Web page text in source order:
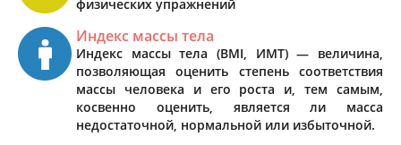
физических упражнений
Индекс массы тела
Индекс массы тела (BMI, ИМТ) — величина,
позволяющая оценить степень соответствия
массы человека и его роста и, тем самым,
косвенно оценить, является ли масса
недостаточной, нормальной или избыточной.